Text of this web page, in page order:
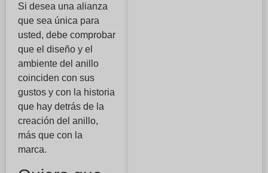
Si desea una alianza
que sea única para
usted, debe comprobar
que el diseño y el
ambiente del anillo
coinciden con sus
gustos y con la historia
que hay detrás de la
creación del anillo,
más que con la
marca.